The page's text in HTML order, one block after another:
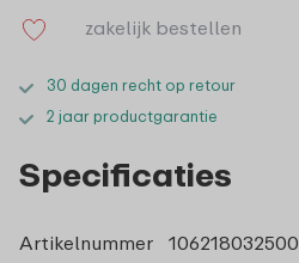
zakelijk bestellen
30 dagen recht op retour
2 jaar productgarantie
Specificaties
Artikelnummer
106218032500